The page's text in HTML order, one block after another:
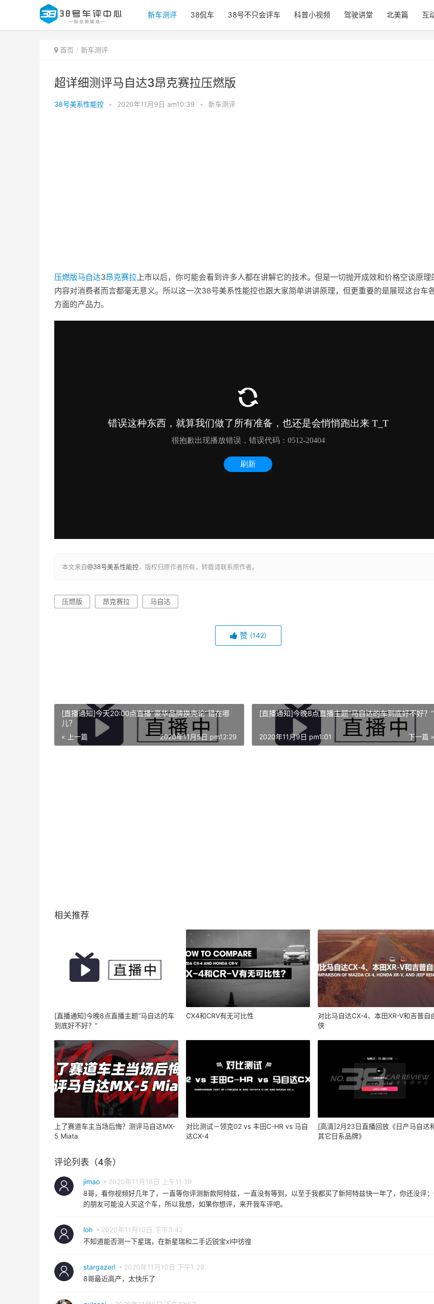
新车测评 38侃车 38号不只会评车 科普小视频 驾驶讲堂 北美篇 互
首页 新车测评
超详细测评马自达3昂克赛拉压燃版
38号美系性能控 • 2020年11月9日 am10:39 • 新车测评
压燃版马自达3昂克赛拉上市以后，你可能会看到许多人都在讲解它的技术。但是一切抛开成效和价格空谈原理
内容对消费者而言都毫无意义。所以这一次38号美系性能控也跟大家简单讲讲原理，但更重要的是展现这台车
方面的产品力。
本文来自@38号美系性能控，版权归原作者所有，转载请联系原作者。
压燃版 昂克赛拉 马自达
赞 (142)
[直播通知]今天20:00点直播“豪华品牌换壳论”错在哪
儿？
« 上一篇 2020年11月5日 pm12:29
[直播通知]今晚8点直播主题“马自达的车到底好不好？”
下一篇 »
2020年11月9日 pm1:01
相关推荐
[直播通知]今晚8点直播主题“马自达的车
到底好不好？”
CX4和CRV有无可比性
对比马自达CX-4、本田XR-V和吉普自
侠
上了赛道车主当场后悔？测评马自达MX-
5 Miata
对比测试－领克02 vs 丰田C-HR vs 马自
达CX-4
[高清]2月23日直播回放《日产马自达
其它日系品牌》
评论列表（4条）
jimao
2020年11月18日 上午11:19
8哥，看你视频好几年了，一直等你评测新款阿特兹，一直没有等到，以至于我都买了新阿特兹快一年了，你还没评
的朋友可能没人买这个车，所以我想，如果你想评，来开我车评吧。
loh
2020年11月10日 下午3:42
不知道能否测一下星瑞，在新星瑞和二手迈锐宝xl中彷徨
stargazerl
2020年11月10日 下午1:29
8哥最近高产，太快乐了